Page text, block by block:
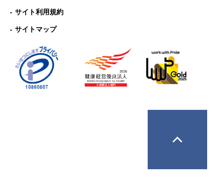
サイト利用規約
サイトマップ